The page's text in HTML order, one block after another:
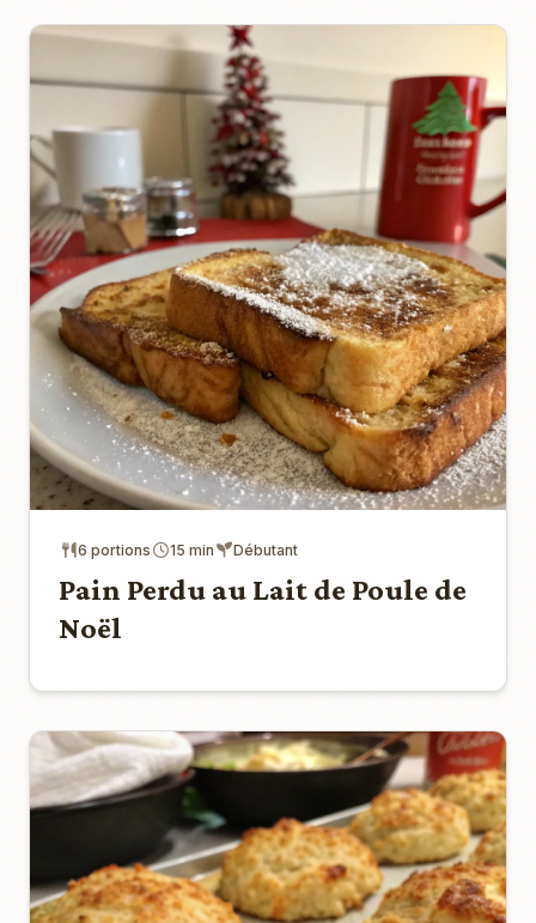
6 portions 15 min Débutant
Pain Perdu au Lait de Poule de
Noël